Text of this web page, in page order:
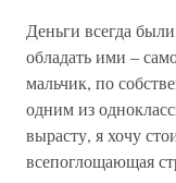
Деньги всегда
обладать ими –
мальчик, по
одним из
вырасту, я хочу
всепоглощающая